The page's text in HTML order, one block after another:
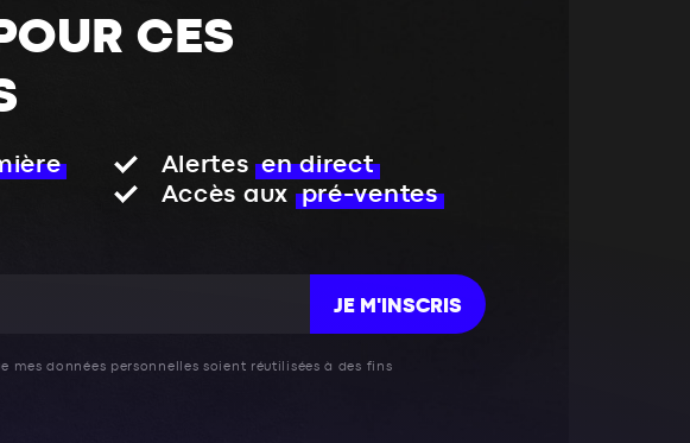
CES
Alertes en direct
Accès aux pré-ventes
JE M'INSCRIS
mes données personnelles soient réutilisées à des fins